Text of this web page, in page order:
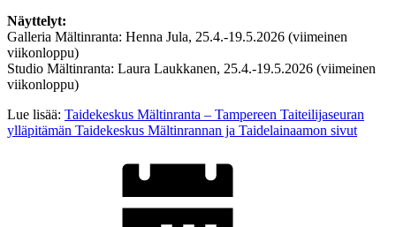
Näyttelyt:
Galleria Mältinranta: Henna Jula, 25.4.-19.5.2026 (viimeinen
viikonloppu)
Studio Mältinranta: Laura Laukkanen, 25.4.-19.5.2026 (viimeinen
viikonloppu)
Lue lisää: Taidekeskus Mältinranta – Tampereen Taiteilijaseuran
ylläpitämän Taidekeskus Mältinrannan ja Taidelainaamon sivut